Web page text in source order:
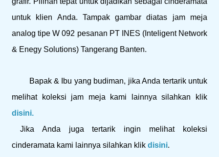
untuk klien Anda. Tampak gambar diatas jam meja
analog tipe W 092 pesanan PT INES (Inteligent Network
& Enegy Solutions) Tangerang Banten.
Bapak & Ibu yang budiman, jika Anda tertarik untuk
melihat koleksi jam meja kami lainnya silahkan klik
disini.
Jika Anda juga tertarik ingin melihat koleksi
cinderamata kami lainnya silahkan klik disini.